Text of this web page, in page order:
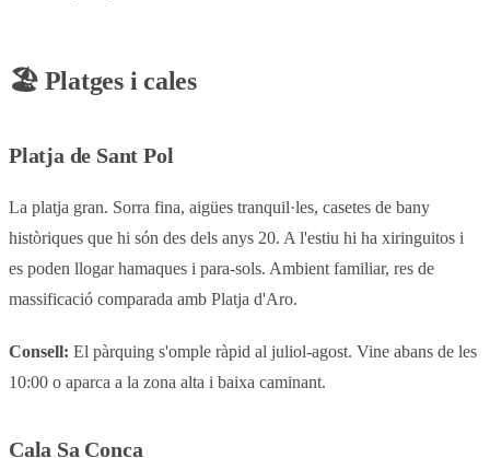
🏖️ Platges i cales
Platja de Sant Pol
La platja gran. Sorra fina, aigües tranquil·les, casetes de bany
històriques que hi són des dels anys 20. A l'estiu hi ha xiringuitos i
es poden llogar hamaques i para-sols. Ambient familiar, res de
massificació comparada amb Platja d'Aro.
Consell: El pàrquing s'omple ràpid al juliol-agost. Vine abans de les
10:00 o aparca a la zona alta i baixa caminant.
Cala Sa Conca